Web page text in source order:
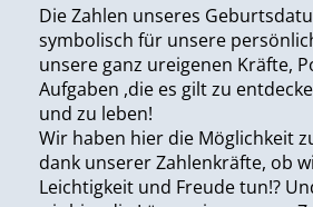
Die Zahlen unseres
symbolisch für unsere
unsere ganz ureigenen Kräfte,
Aufgaben ,die es gilt zu
und zu leben!
Wir haben hier die Möglichkeit
dank unserer Zahlenkräfte, ob
Leichtigkeit und Freude tun!?